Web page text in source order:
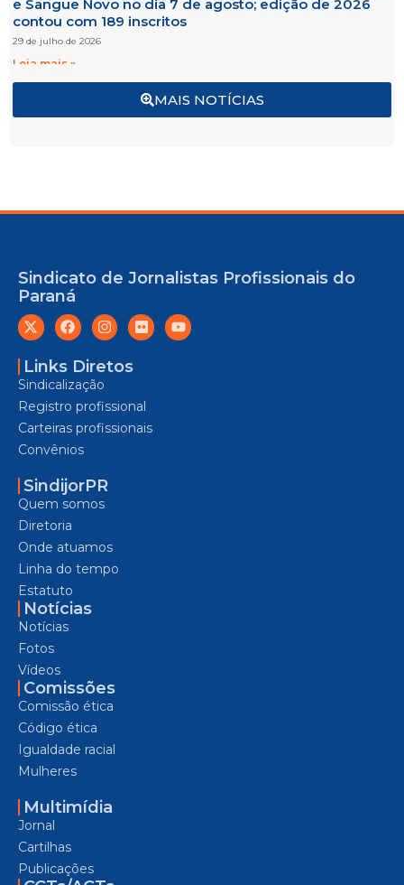
MAIS NOTÍCIAS
e Sangue Novo no dia 7 de agosto; edição de 2026
contou com 189 inscritos
29 de julho de 2026
Leia mais »
Sindicato de Jornalistas Profissionais do
Paraná
Links Diretos
Sindicalização
Registro profissional
Carteiras profissionais
Convênios
SindijorPR
Quem somos
Diretoria
Onde atuamos
Linha do tempo
Estatuto
Notícias
Notícias
Fotos
Vídeos
Comissões
Comissão ética
Código ética
Igualdade racial
Mulheres
Multimídia
Jornal
Cartilhas
Publicações